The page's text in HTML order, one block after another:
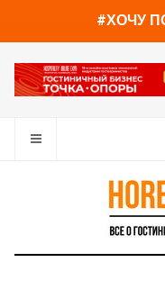
#ХОЧУ